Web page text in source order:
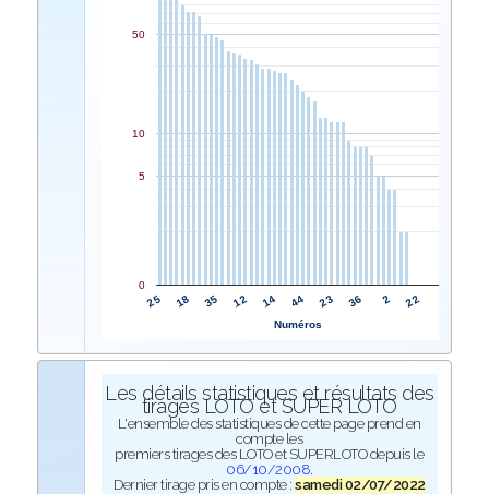
25 18 35 12 14 44 23 36 2 22
0
5
10
50
Numéros
Les détails statistiques et résultats des
tirages LOTO et SUPER LOTO
L'ensemble des statistiques de cette page prend en
compte les
premiers tirages des LOTO et SUPERLOTO depuis le
06/10/2008.
Dernier tirage pris en compte :samedi 02/07/2022